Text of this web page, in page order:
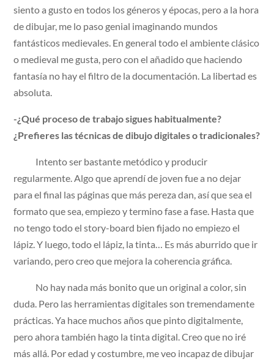
siento a gusto en todos los géneros y épocas, pero a la hora
de dibujar, me lo paso genial imaginando mundos
fantásticos medievales. En general todo el ambiente clásico
o medieval me gusta, pero con el añadido que haciendo
fantasía no hay el filtro de la documentación. La libertad es
absoluta.
-¿Qué proceso de trabajo sigues habitualmente?
¿Prefieres las técnicas de dibujo digitales o tradicionales?
Intento ser bastante metódico y producir
regularmente. Algo que aprendí de joven fue a no dejar
para el final las páginas que más pereza dan, así que sea el
formato que sea, empiezo y termino fase a fase. Hasta que
no tengo todo el story-board bien fijado no empiezo el
lápiz. Y luego, todo el lápiz, la tinta… Es más aburrido que ir
variando, pero creo que mejora la coherencia gráfica.
No hay nada más bonito que un original a color, sin
duda. Pero las herramientas digitales son tremendamente
prácticas. Ya hace muchos años que pinto digitalmente,
pero ahora también hago la tinta digital. Creo que no iré
más allá. Por edad y costumbre, me veo incapaz de dibujar